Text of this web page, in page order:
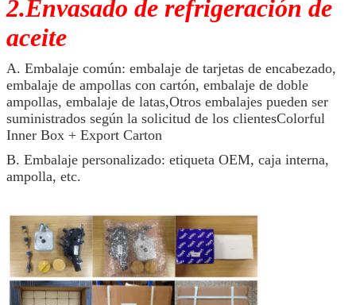
2.Envasado de refrigeración de
aceite
A. Embalaje común: embalaje de tarjetas de encabezado,
embalaje de ampollas con cartón, embalaje de doble
ampollas, embalaje de latas,Otros embalajes pueden ser
suministrados según la solicitud de los clientesColorful
Inner Box + Export Carton
B. Embalaje personalizado: etiqueta OEM, caja interna,
ampolla, etc.